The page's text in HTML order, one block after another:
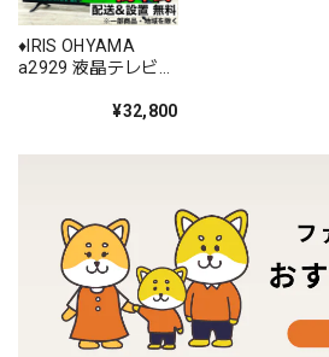
♦️IRIS OHYAMA
a2929 液晶テレビ
¥32,800